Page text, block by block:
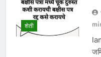
शेती